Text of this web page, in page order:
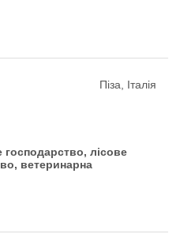
Піза, Італія
господарство, лісове
ветеринарна